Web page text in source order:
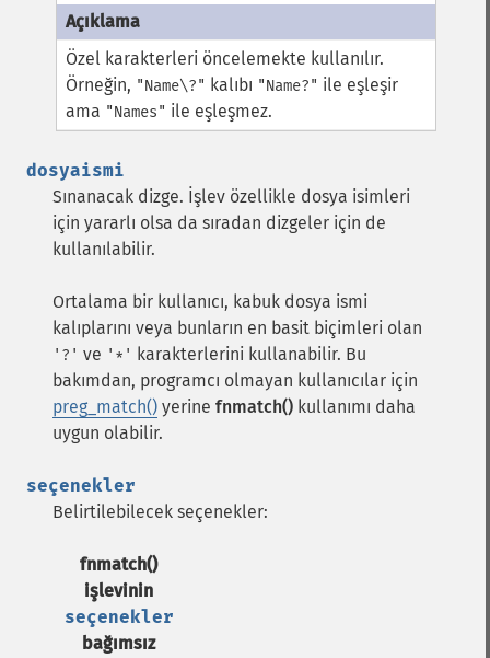
Özel karakterleri öncelemekte kullanılır.
Örneğin, "Name\?" kalıbı "Name?" ile eşleşir
ama "Names" ile eşleşmez.
dosyaismi
Sınanacak dizge. İşlev özellikle dosya isimleri
için yararlı olsa da sıradan dizgeler için de
kullanılabilir.
Ortalama bir kullanıcı, kabuk dosya ismi
kalıplarını veya bunların en basit biçimleri olan
'?' ve '*' karakterlerini kullanabilir. Bu
bakımdan, programcı olmayan kullanıcılar için
preg_match() yerine fnmatch() kullanımı daha
uygun olabilir.
seçenekler
Belirtilebilecek seçenekler:
fnmatch()
işlevinin
seçenekler
bağımsız